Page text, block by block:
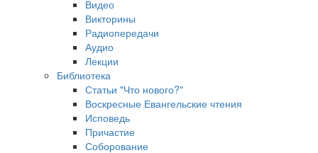
Видео
Викторины
Радиопередачи
Аудио
Лекции
Библиотека
Статьи "Что нового?"
Воскресные Евангельские чтения
Исповедь
Причастие
Соборование